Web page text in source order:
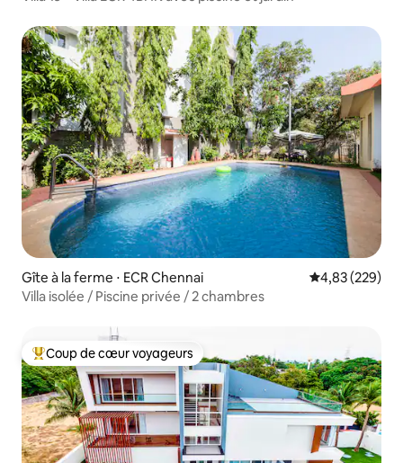
Gîte à la ferme ⋅ ECR Chennai Évaluation
4,83 (229)
Villa isolée / Piscine privée / 2 chambres
Coups de cœur voyageurs les plus appréciés
Coup de cœur voyageurs